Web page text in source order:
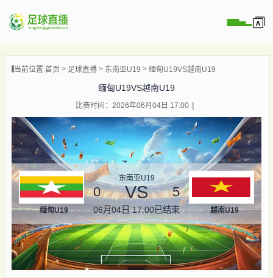
播
闻
当前位置:首页 足球直播 东南亚U19 缅甸U19VS越南U19
缅甸U19VS越南U19
比赛时间：2026年06月04日 17:00
缅甸U19
东南亚U19
0 VS 5
06月04日 17:00已结束 越南U19